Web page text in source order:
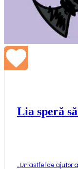
Lia speră
Un astfel de ajutor